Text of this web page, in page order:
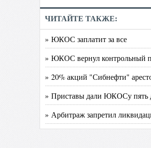
ЧИТАЙТЕ ТАКЖЕ:
» ЮКОС заплатит за все
» ЮКОС вернул контрольный
» 20% акций "Сибнефти"
» Приставы дали ЮКОСу пять
» Арбитраж запретил